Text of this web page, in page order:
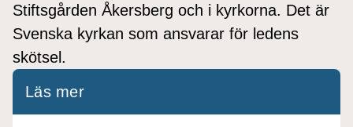
Stiftsgården Åkersberg och i kyrkorna. Det är
Svenska kyrkan som ansvarar för ledens
skötsel.
Läs mer